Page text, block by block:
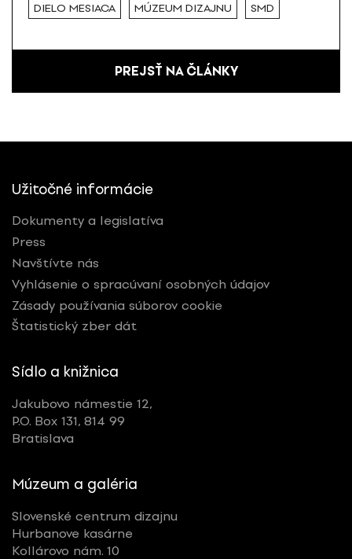
DIELO MESIACA MÚZEUM DIZAJNU SMD
PREJSŤ NA ČLÁNKY
Užitočné informácie
Dokumenty a legislatíva
Press
Navštívte nás
Vyhlásenie o spracúvaní osobných údajov
Zásady používania súborov cookie
Štatistický zber dát
Sídlo a knižnica
Jakubovo námestie 12,
P.O. Box 131, 814 99
Bratislava
Múzeum a galéria
Slovenské centrum dizajnu
Hurbanove kasárne
Kollárovo nám. 10